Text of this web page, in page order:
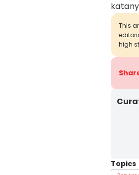
This
high
Topics